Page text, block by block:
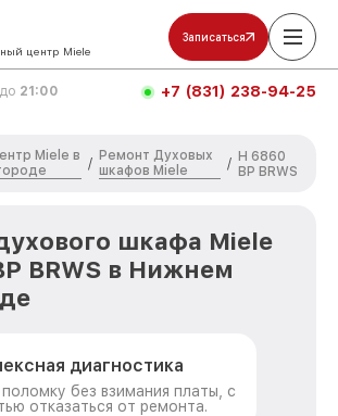
центр Miele
Записаться
до 21:00 +7 (831) 238-94-25
Miele в
/
Ремонт Духовых
шкафов Miele
/ H 6860
BP BRWS
шкафа Miele
BRWS в Нижнем
диагностика
без взимания платы, с
отказаться от ремонта.